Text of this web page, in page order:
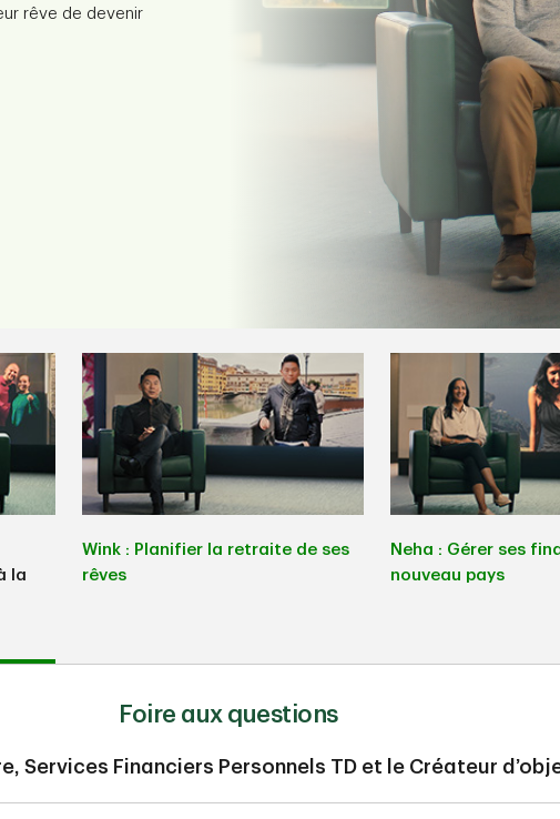
rêve de devenir
vers
la
Wink : Planifier la retraite de ses
rêves
Neha : Gérer ses
nouveau pays
Foire aux questions
Services Financiers Personnels TD et le Créateur
TD, un gestionnaire, Services Financiers Personnels TD peut vous